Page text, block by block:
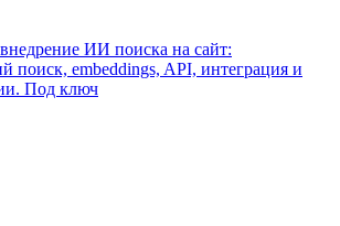
ИИ поиска на сайт:
поиск, embeddings, API, интеграция и
Под ключ